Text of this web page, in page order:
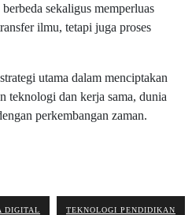
sekaligus memperluas
ilmu, tetapi juga proses
utama dalam menciptakan
teknologi dan kerja sama, dunia
perkembangan zaman.
DIGITAL TEKNOLOGI PENDIDIKAN